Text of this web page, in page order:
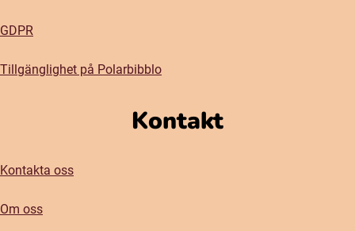
GDPR
Tillgänglighet på Polarbibblo
Kontakt
Kontakta oss
Om oss